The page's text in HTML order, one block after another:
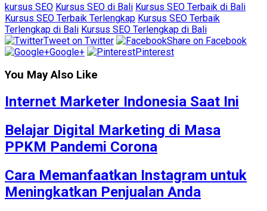
kursus SEO Kursus SEO di Bali Kursus SEO Terbaik di Bali
Kursus SEO Terbaik Terlengkap Kursus SEO Terbaik
Terlengkap di Bali Kursus SEO Terlengkap di Bali
Tweet on Twitter
Share on Facebook
Google+
Pinterest
You May Also Like
Internet Marketer Indonesia Saat Ini
Belajar Digital Marketing di Masa
PPKM Pandemi Corona
Cara Memanfaatkan Instagram untuk
Meningkatkan Penjualan Anda